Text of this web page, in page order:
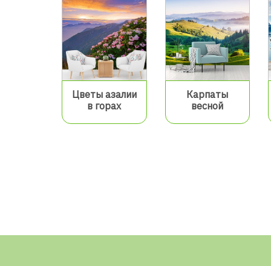
Цветы азалии
в горах
Карпаты
весной